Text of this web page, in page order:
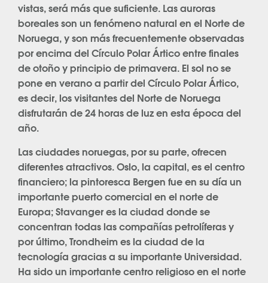
vistas, será más que suficiente. Las auroras
boreales son un fenómeno natural en el Norte de
Noruega, y son más frecuentemente observadas
por encima del Círculo Polar Ártico entre finales
de otoño y principio de primavera. El sol no se
pone en verano a partir del Círculo Polar Ártico,
es decir, los visitantes del Norte de Noruega
disfrutarán de 24 horas de luz en esta época del
año.
Las ciudades noruegas, por su parte, ofrecen
diferentes atractivos. Oslo, la capital, es el centro
financiero; la pintoresca Bergen fue en su día un
importante puerto comercial en el norte de
Europa; Stavanger es la ciudad donde se
concentran todas las compañías petrolíferas y
por último, Trondheim es la ciudad de la
tecnología gracias a su importante Universidad.
Ha sido un importante centro religioso en el norte